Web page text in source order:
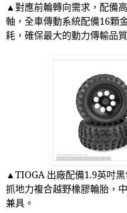
▲對應前輪轉向需求，配備
軸，全車傳動系統配備16顆
耗，確保最大的動力傳輸品
▲TIOGA出廠配備1.9英吋
抓地力複合越野橡膠輪胎，
兼具。